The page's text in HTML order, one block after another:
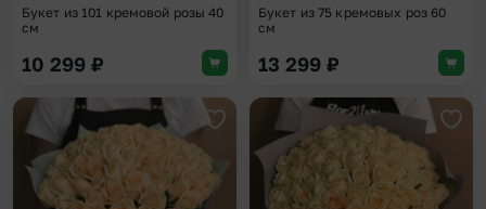
Букет из 101 кремовой розы 40
см
10 299 ₽
Букет из 75 кремовых роз 60
см
13 299 ₽
Добавить в избранное